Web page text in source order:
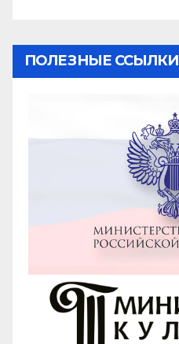
ПОЛЕЗНЫЕ ССЫЛКИ